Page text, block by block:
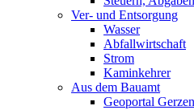
Ver- und Entsorgung
Wasser
Abfallwirtschaft
Strom
Kaminkehrer
Aus dem Bauamt
Geoportal Gerzen